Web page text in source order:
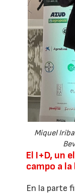
Miquel
El I+D, un
campo a la
En la parte